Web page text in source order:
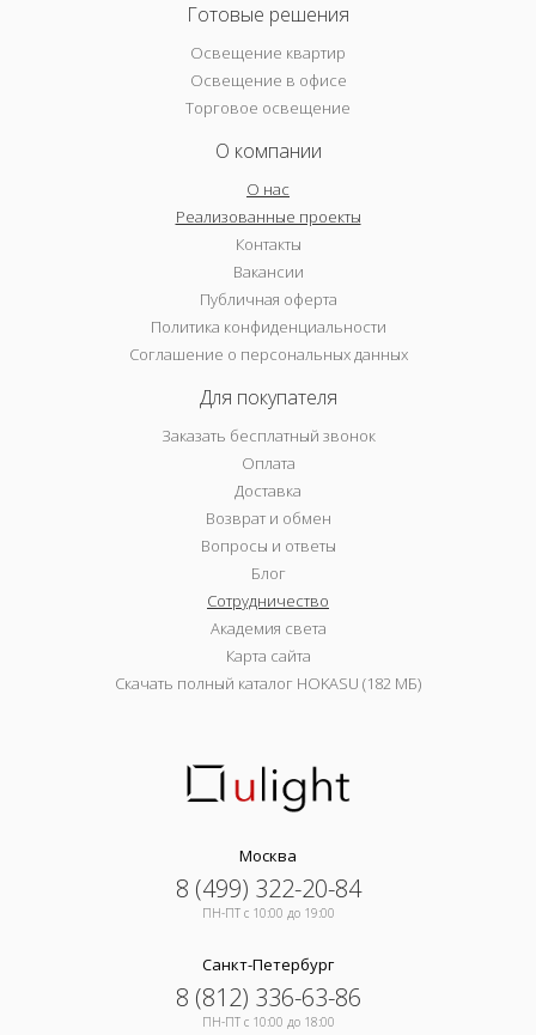
Готовые решения
Освещение квартир
Освещение в офисе
Торговое освещение
О компании
О нас
Реализованные проекты
Контакты
Вакансии
Публичная оферта
Политика конфиденциальности
Соглашение о персональных данных
Для покупателя
Заказать бесплатный звонок
Оплата
Доставка
Возврат и обмен
Вопросы и ответы
Блог
Сотрудничество
Академия света
Карта сайта
Скачать полный каталог HOKASU (182 МБ)
Москва
8 (499) 322-20-84
ПН-ПТ c 10:00 до 19:00
Санкт-Петербург
8 (812) 336-63-86
ПН-ПТ c 10:00 до 18:00